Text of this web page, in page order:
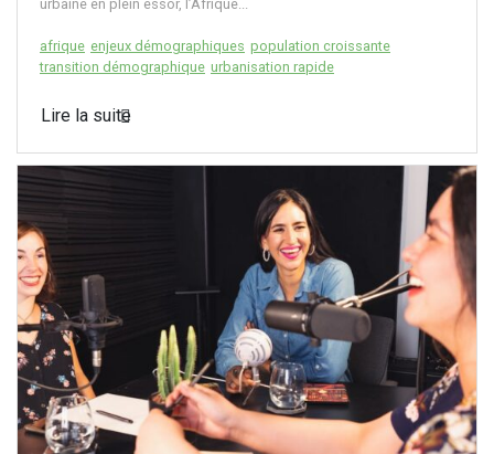
urbaine en plein essor, l’Afrique...
afrique enjeux démographiques population croissante
transition démographique urbanisation rapide
Lire la suite